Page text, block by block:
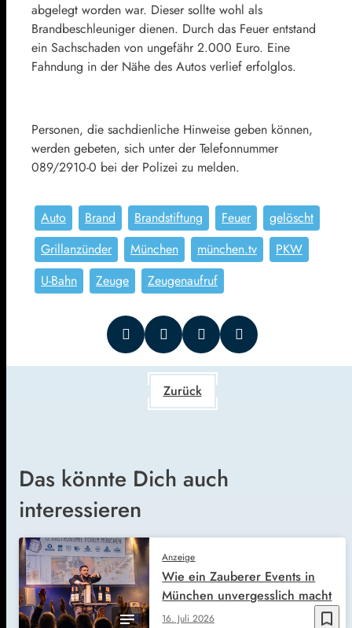
abgelegt worden war. Dieser sollte wohl als
Brandbeschleuniger dienen. Durch das Feuer entstand
ein Sachschaden von ungefähr 2.000 Euro. Eine
Fahndung in der Nähe des Autos verlief erfolglos.
Personen, die sachdienliche Hinweise geben können,
werden gebeten, sich unter der Telefonnummer
089/2910-0 bei der Polizei zu melden.
Auto Brand Brandstiftung Feuer
gelöscht
Grillanzünder
München münchen.tv
PKW
U-Bahn
Zeuge Zeugenaufruf
Zurück
Das könnte Dich auch
interessieren
bookmark_border
Anzeige
16. Juli 2026
Wie ein Zauberer Events in
München unvergesslich macht